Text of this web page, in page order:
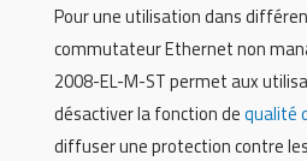
Pour une utilisation dans
commutateur Ethernet non
2008-EL-M-ST permet aux
désactiver la fonction dequalité
diffuser une protection contre